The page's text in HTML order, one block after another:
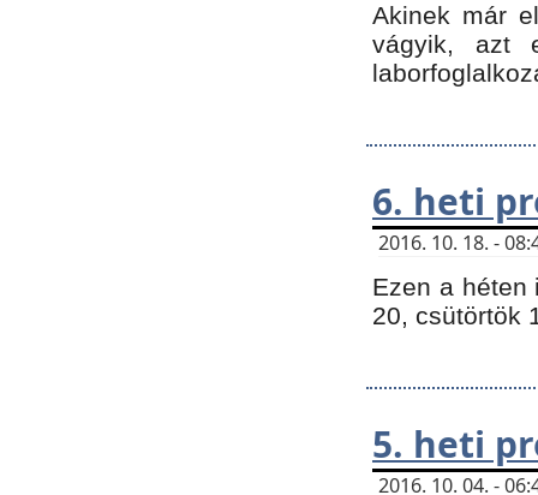
Akinek már
vágyik, azt
6. heti
2016. 10. 18. -
Ezen a héten
20, csütörtök
5. heti
2016. 10. 04. -